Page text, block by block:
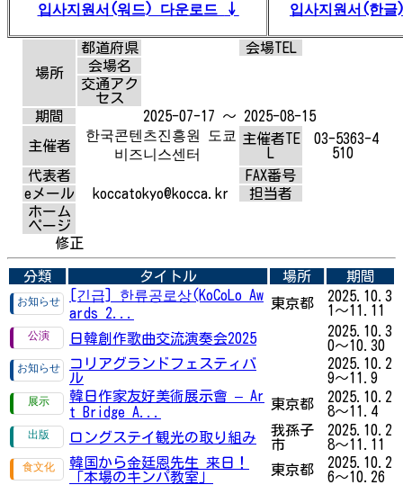
입사지원서(워드) 다운로드 ↓ 입사지원서(한
場所
都道府県
会場TEL
会場名
交通アク
セス
期間
2025-07-17 ～ 2025-08-15
主催者
한국콘텐츠진흥원 도쿄
비즈니스센터
主催者TE
03-5363-4
510
代表者
FAX番号
eメール
koccatokyo@kocca.kr
担当者
ホーム
ページ
修正
分類 タイトル 場所
期間
[긴급] 한류공로상(KoCoLo Aw
ards 2...
東京都
2025.10.3
1～11.11
日韓創作歌曲交流演奏会2025
2025.10.3
0～10.30
コリアグランドフェスティバ
ル
2025.10.2
9～11.9
韓日作家友好美術展示會 – Ar
t Bridge A...
東京都
2025.10.2
8～11.4
ロングステイ観光の取り組み
我孫子
市
2025.10.2
8～11.11
韓国から金廷恩先生 来日！
「本場のキンパ教室」
東京都
2025.10.2
6～10.26